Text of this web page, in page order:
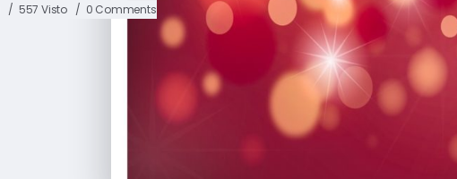
557 Visto 0 Comments